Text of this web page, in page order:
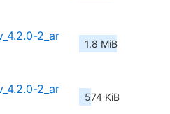
2_ar
1.8 MiB
2_ar
574 KiB